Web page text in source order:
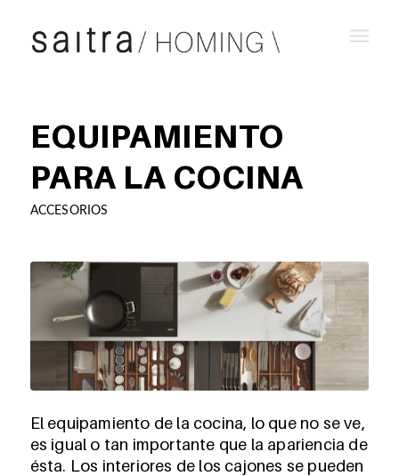
EQUIPAMIENTO
PARA LA COCINA
ACCESORIOS
El equipamiento de la cocina, lo que no se ve,
es igual o tan importante que la apariencia de
ésta. Los interiores de los cajones se pueden